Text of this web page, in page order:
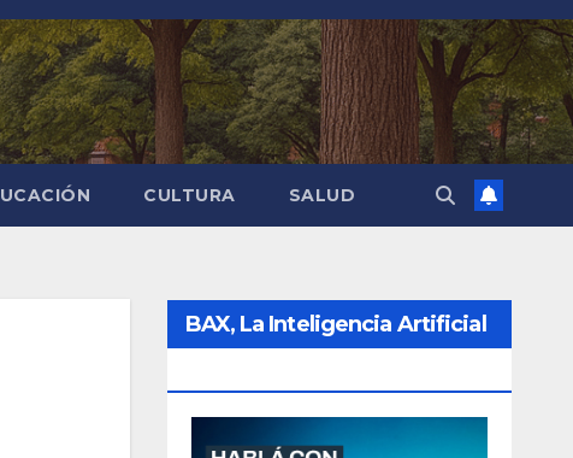
CULTURA SALUD
BAX, La Inteligencia Artificial